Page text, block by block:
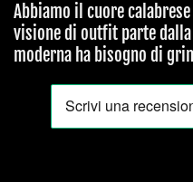
Abbiamo il cuore
visione di outfit parte dalla
moderna ha bisogno di